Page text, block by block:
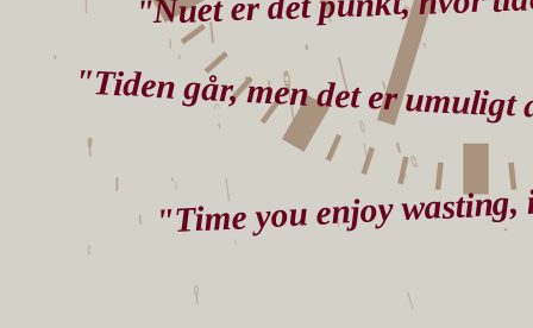
"Tiden går, men det er
"Time you enjoy